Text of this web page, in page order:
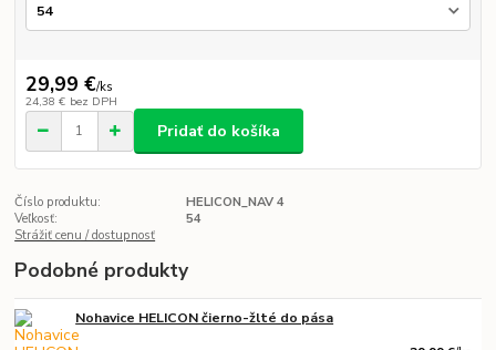
29,99 €/ks
24,38 € bez DPH
Pridať do košíka
Číslo produktu:
HELICON_NAV 4
Veľkosť:
54
Strážiť cenu / dostupnosť
Podobné produkty
Nohavice HELICON čierno-žlté do pása